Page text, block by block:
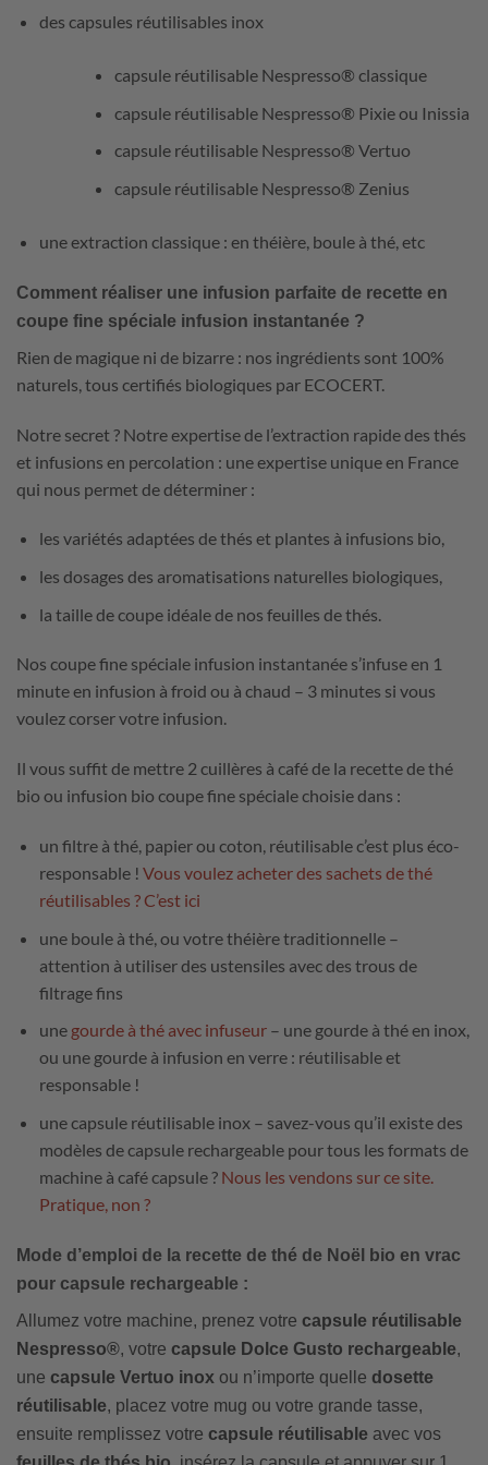
des capsules réutilisables inox
capsule réutilisable Nespresso® classique
capsule réutilisable Nespresso® Pixie ou Inissia
capsule réutilisable Nespresso® Vertuo
capsule réutilisable Nespresso® Zenius
une extraction classique : en théière, boule à thé, etc
Comment réaliser une infusion parfaite de recette en
coupe fine spéciale infusion instantanée ?
Rien de magique ni de bizarre : nos ingrédients sont 100%
naturels, tous certifiés biologiques par ECOCERT.
Notre secret ? Notre expertise de l’extraction rapide des thés
et infusions en percolation : une expertise unique en France
qui nous permet de déterminer :
les variétés adaptées de thés et plantes à infusions bio,
les dosages des aromatisations naturelles biologiques,
la taille de coupe idéale de nos feuilles de thés.
Nos coupe fine spéciale infusion instantanée s’infuse en 1
minute en infusion à froid ou à chaud – 3 minutes si vous
voulez corser votre infusion.
Il vous suffit de mettre 2 cuillères à café de la recette de thé
bio ou infusion bio coupe fine spéciale choisie dans :
un filtre à thé, papier ou coton, réutilisable c’est plus éco-
responsable ! Vous voulez acheter des sachets de thé
réutilisables ? C’est ici
une boule à thé, ou votre théière traditionnelle –
attention à utiliser des ustensiles avec des trous de
filtrage fins
une gourde à thé avec infuseur– une gourde à thé en inox,
ou une gourde à infusion en verre : réutilisable et
responsable !
une capsule réutilisable inox – savez-vous qu’il existe des
modèles de capsule rechargeable pour tous les formats de
machine à café capsule ? Nous les vendons sur ce site.
Pratique, non ?
Mode d’emploi de la recette de thé de Noël bio en vrac
pour capsule rechargeable :
Allumez votre machine, prenez votre capsule réutilisable
Nespresso®, votre capsule Dolce Gusto rechargeable,
une capsule Vertuo inox ou n’importe quelle dosette
réutilisable, placez votre mug ou votre grande tasse,
ensuite remplissez votre capsule réutilisable avec vos